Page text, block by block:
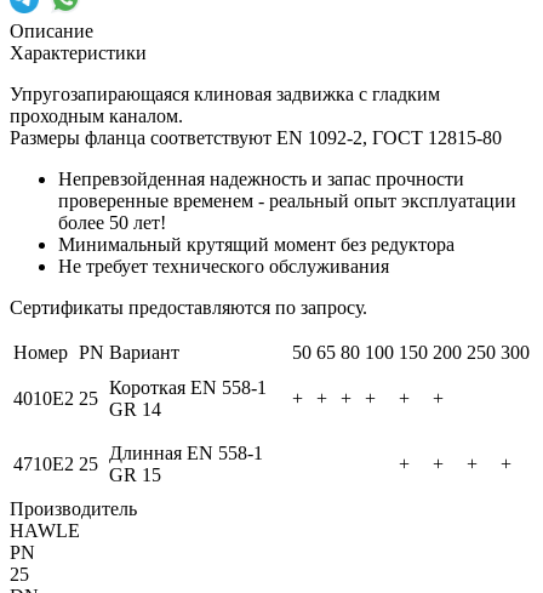
Описание
Характеристики
Упругозапирающаяся клиновая задвижка с гладким
проходным каналом.
Размеры фланца соответствуют EN 1092-2, ГОСТ 12815-80
Непревзойденная надежность и запас прочности
проверенные временем - реальный опыт эксплуатации
более 50 лет!
Минимальный крутящий момент без редуктора
Не требует технического обслуживания
Сертификаты предоставляются по запросу.
Номер PN Вариант 50 65 80 100 150 200 250 300
4010E2 25
Короткая EN 558-1
GR 14
+ + + + + +
4710E2 25
Длинная EN 558-1
GR 15
+ + + +
Производитель
HAWLE
PN
25